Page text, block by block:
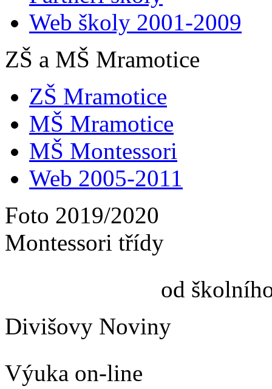
Web školy 2001-2009
ZŠ a MŠ Mramotice
ZŠ Mramotice
MŠ Mramotice
MŠ Montessori
Web 2005-2011
Foto 2019/2020
Montessori třídy
od
Divišovy Noviny
Výuka on-line